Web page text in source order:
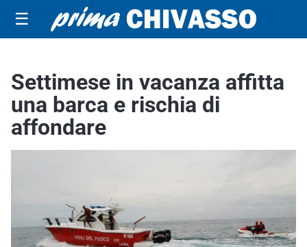
☰
Settimese in vacanza affitta
una barca e rischia di
affondare